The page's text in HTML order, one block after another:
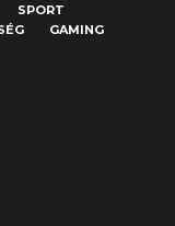
SPORT
GAMING